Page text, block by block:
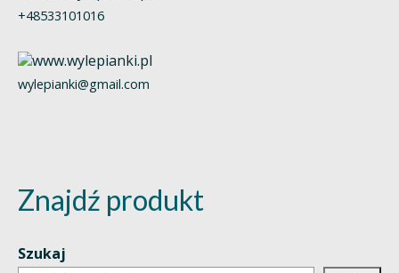
+48533101016
wylepianki@gmail.com
Znajdź produkt
Szukaj